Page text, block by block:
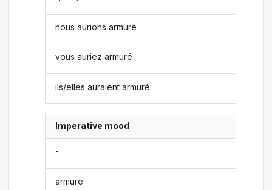
nous aurions armuré
vous auriez armuré
ils/elles auraient armuré
Imperative mood
-
armure